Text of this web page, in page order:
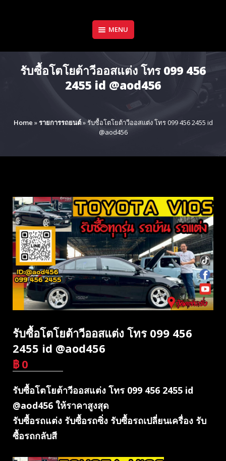
MENU
รับซื้อโตโยต้าวีออสแต่ง โทร 099 456
2455 id @aod456
Home »รายการรถยนต์»รับซื้อโตโยต้าวีออสแต่ง โทร 099 456 2455 id
@aod456
รับซื้อโตโยต้าวีออสแต่ง โทร 099 456
2455 id @aod456
฿ 0
รับซื้อโตโยต้าวีออสแต่ง โทร 099 456 2455 id
@aod456 ให้ราคาสูงสุด
รับซื้อรถแต่ง รับซื้อรถซิ่ง รับซื้อรถเปลี่ยนเครื่อง รับ
ซื้อรถกลับสี